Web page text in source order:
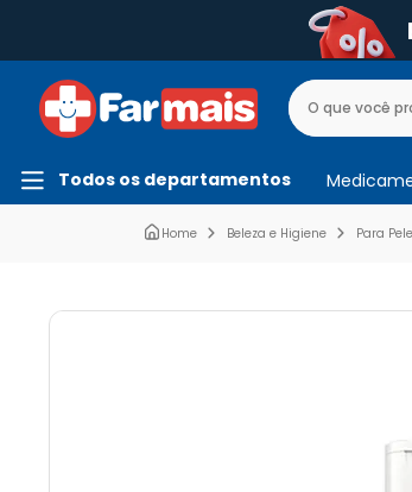
Todos os departamentos
Beleza e Higiene Para Pele